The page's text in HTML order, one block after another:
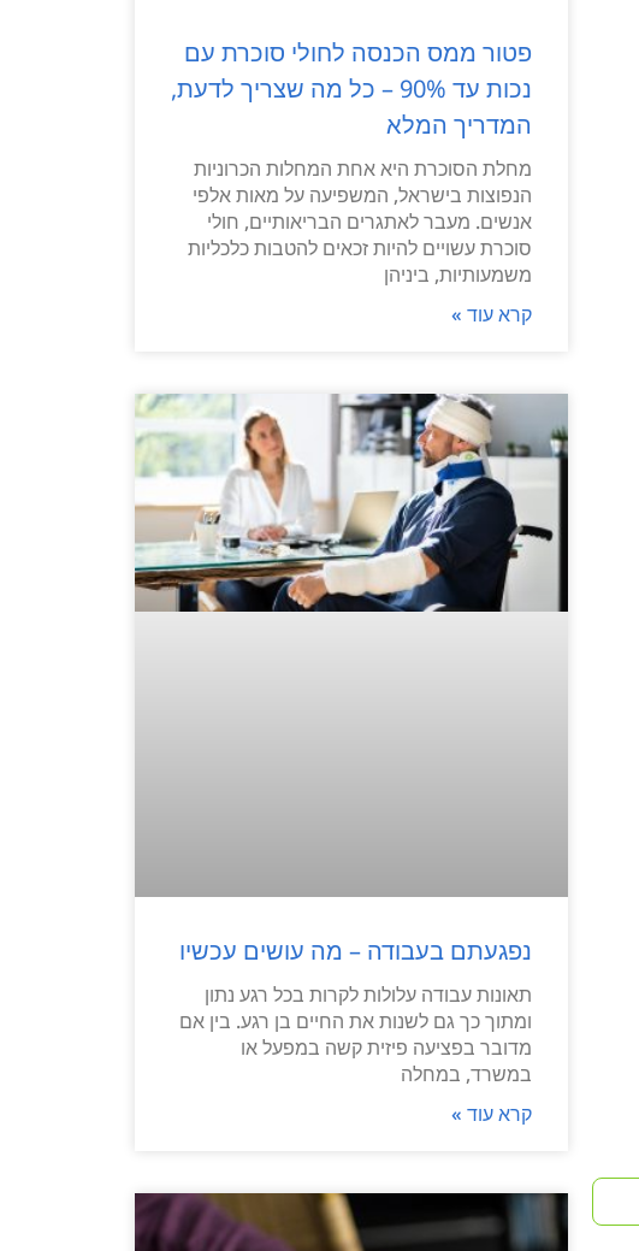
פטור ממס הכנסה לחולי סוכרת עם
נכות עד 90% – כל מה שצריך לדעת,
המדריך המלא
מחלת הסוכרת היא אחת המחלות הכרוניות
הנפוצות בישראל, המשפיעה על מאות אלפי
אנשים. מעבר לאתגרים הבריאותיים, חולי
סוכרת עשויים להיות זכאים להטבות כלכליות
משמעותיות, ביניהן
קרא עוד »
נפגעתם בעבודה – מה עושים עכשיו
תאונות עבודה עלולות לקרות בכל רגע נתון
ומתוך כך גם לשנות את החיים בן רגע. בין אם
מדובר בפציעה פיזית קשה במפעל או
במשרד, במחלה
קרא עוד »